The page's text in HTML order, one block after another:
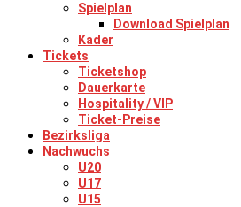
Spielplan
Download Spielplan
Kader
Tickets
Ticketshop
Dauerkarte
Hospitality / VIP
Ticket-Preise
Bezirksliga
Nachwuchs
U20
U17
U15